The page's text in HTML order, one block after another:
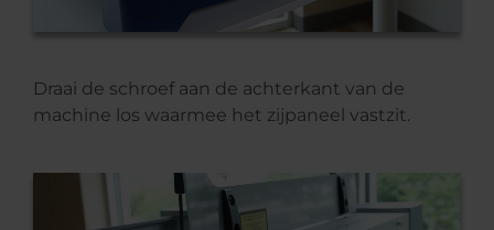
Draai de schroef aan de achterkant van de
machine los waarmee het zijpaneel vastzit.